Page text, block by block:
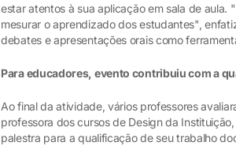
estar atentos à sua aplicação em sala de
mesurar o aprendizado dos estudantes",
debates e apresentações orais como
Para educadores, evento contribuiu com a
Ao final da atividade, vários professores
professora dos cursos de Design da
palestra para a qualificação de seu trabalho